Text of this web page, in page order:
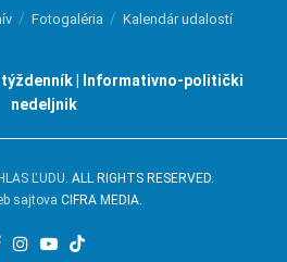
Fotogaléria Kalendár udalostí
| Informativno-politički
nedeljnik
ĽUDU . ALL RIGHTS RESERVED.
sajtova CIFRA MEDIA.